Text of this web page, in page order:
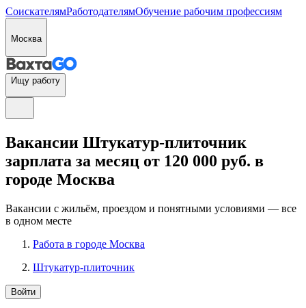
СоискателямРаботодателямОбучение рабочим профессиям
Москва
Ищу работу
Вакансии Штукатур-плиточник
зарплата за месяц от 120 000 руб. в
городе Москва
Вакансии с жильём, проездом и понятными условиями — все
в одном месте
Работа в городе Москва
Штукатур-плиточник
Войти